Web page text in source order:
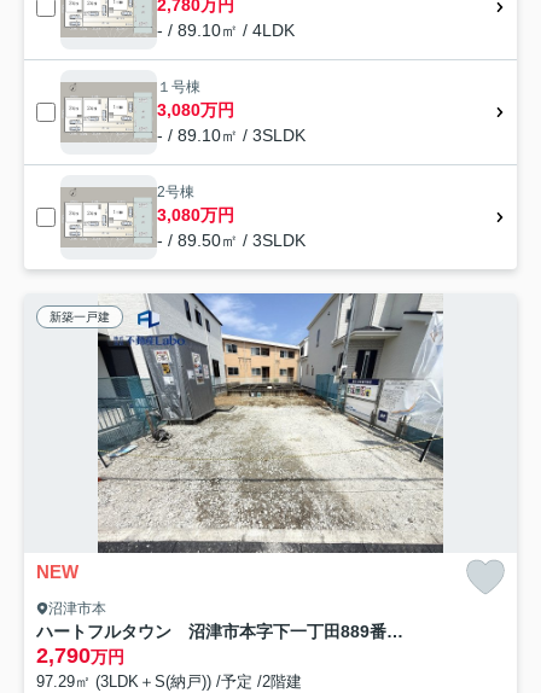
2,780万円
- / 89.10㎡ / 4LDK
１号棟
3,080万円
- / 89.10㎡ / 3SLDK
2号棟
3,080万円
- / 89.50㎡ / 3SLDK
新築一戸建
NEW
沼津市本
ハートフルタウン 沼津市本字下一丁田889番 全1棟
2,790万円
97.29㎡ (3LDK＋S(納戸)) /予定 /2階建